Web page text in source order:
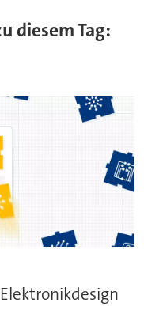
diesem Tag: